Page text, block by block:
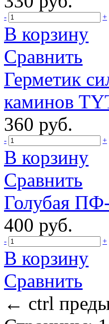
- +
В корзину
Сравнить
Герметик
каминов
360 руб.
- +
В корзину
Сравнить
Голубая
400 руб.
- +
В корзину
Сравнить
← ctrl